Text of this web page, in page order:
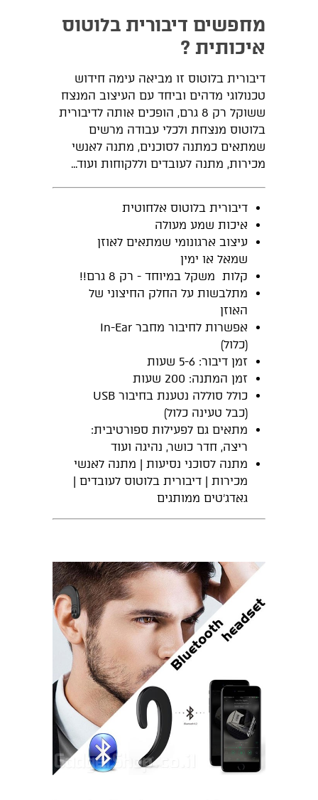
מחפשים דיבורית בלוטוס
איכותית ?
דיבורית בלוטוס זו מביאה עימה חידוש
טכנולוגי מדהים וביחד עם העיצוב המנצח
ששוקל רק 8 גרם, הופכים אותה לדיבורית
בלוטוס מנצחת ולכלי עבודה מרשים
שמתאים כמתנה לסוכנים, מתנה לאנשי
מכירות, מתנה לעובדים וללקוחות ועוד...
דיבורית בלוטוס אלחוטית
איכות שמע מעולה
עיצוב ארגונומי שמתאים לאוזן
שמאל או ימין
קלות משקל במיוחד - רק 8 גרם!!
מתלבשות על החלק החיצוני של
האוזן
אפשרות לחיבור מחבר In-Ear
(כלול)
זמן דיבור: 5-6 שעות
זמן המתנה: 200 שעות
כולל סוללה נטענת בחיבור USB
(כבל טעינה כלול)
מתאים גם לפעילות ספורטיבית:
ריצה, חדר כושר, נהיגה ועוד
מתנה לסוכני נסיעות | מתנה לאנשי
מכירות | דיבורית בלוטוס לעובדים |
גאדג'טים ממותגים